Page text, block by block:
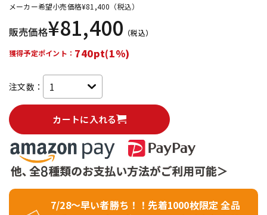
メーカー希望小売価格¥81,400 （税込）
販売価格¥81,400 （税込）
獲得予定ポイント： 740pt(1%)
注文数：
カートに入れる
7/28～早い者勝ち！！先着1000枚限定 全品